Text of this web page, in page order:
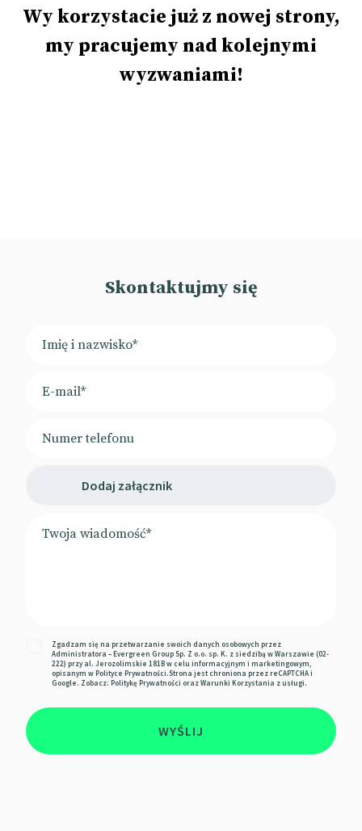
Wy korzystacie już z nowej strony,
my pracujemy nad kolejnymi
wyzwaniami!
Skontaktujmy się
Dodaj załącznik
Zgadzam się na przetwarzanie swoich danych osobowych przez
Administratora – Evergreen Group Sp. Z o.o. sp. K. z siedzibą w Warszawie (02-
222) przy al. Jerozolimskie 181B w celu informacyjnym i marketingowym,
opisanym wPolityce Prywatności.Strona jest chroniona przez reCAPTCHA i
Google. Zobacz: Politykę Prywatności orazWarunki Korzystania z usługi.
WYŚLIJ